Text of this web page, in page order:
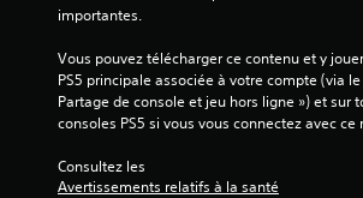
importantes.
Vous pouvez télécharger ce contenu et y
PS5 principale associée à votre compte (via
Partage de console et jeu hors ligne ») et sur
consoles PS5 si vous vous connectez avec
Consultez les
Avertissements relatifs à la santé